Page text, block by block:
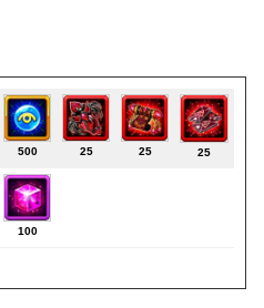
500 25 25 25
100